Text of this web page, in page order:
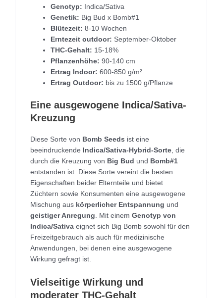
Genotyp: Indica/Sativa
Genetik: Big Bud x Bomb#1
Blütezeit: 8-10 Wochen
Erntezeit outdoor: September-Oktober
THC-Gehalt: 15-18%
Pflanzenhöhe: 90-140 cm
Ertrag Indoor: 600-850 g/m²
Ertrag Outdoor: bis zu 1500 g/Pflanze
Eine ausgewogene Indica/Sativa-
Kreuzung
Diese Sorte von Bomb Seeds ist eine
beeindruckende
Indica/Sativa-Hybrid-Sorte, die
durch die Kreuzung von Big Bud und Bomb#1
entstanden ist. Diese Sorte vereint die besten
Eigenschaften beider Elternteile und bietet
Züchtern sowie Konsumenten eine ausgewogene
Mischung aus körperlicher Entspannung und
geistiger Anregung. Mit einem Genotyp von
Indica/Sativa eignet sich Big Bomb sowohl für den
Freizeitgebrauch als auch für medizinische
Anwendungen, bei denen eine ausgewogene
Wirkung gefragt ist.
Vielseitige Wirkung und
moderater THC-Gehalt